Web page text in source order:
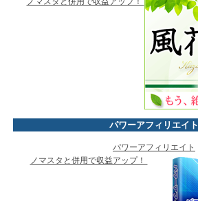
パワーアフィリエイト
パワーアフィリエイト
ノマスタと併用で収益アップ！